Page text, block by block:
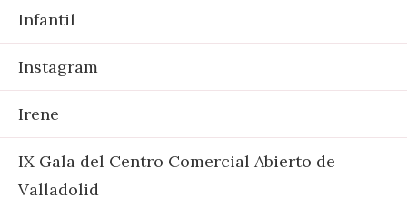
Infantil
Instagram
Irene
IX Gala del Centro Comercial Abierto de
Valladolid